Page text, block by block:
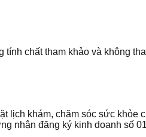
tính chất tham khảo và không
lịch khám, chăm sóc sức
nhận đăng ký kinh doanh số